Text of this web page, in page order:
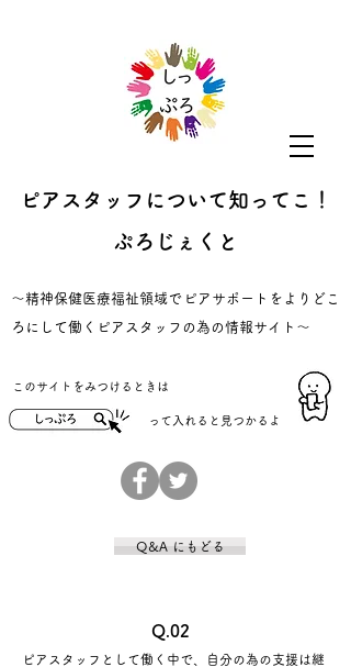
ピアスタッフについて知ってこ！
ぷろじぇくと
​～精神保健医療福祉領域でピアサポートをよりどこ
ろにして働くピアスタッフの為の情報サイト～
​このサイトをみつけるときは
​って入れると見つかるよ
Q&A にもどる
Q.02
ピアスタッフとして働く中で、自分の為の支援は継